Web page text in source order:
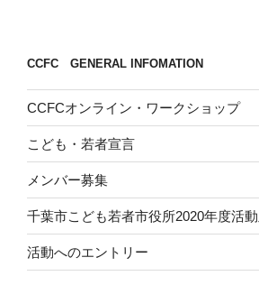
CCFC GENERAL INFOMATION
CCFCオンライン・ワークショップ
こども・若者宣言
メンバー募集
千葉市こども若者市役所2020年度活
活動へのエントリー